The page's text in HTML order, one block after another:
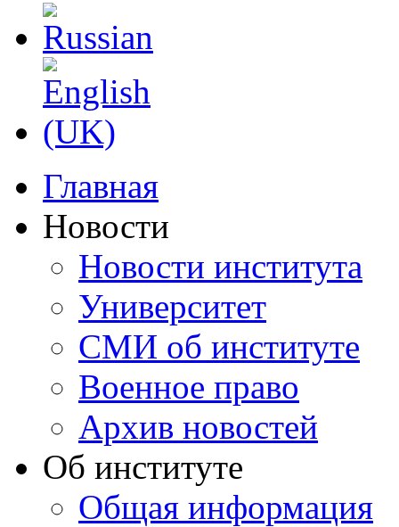
Главная
Новости
Новости института
Университет
СМИ об институте
Военное право
Архив новостей
Об институте
Общая информация